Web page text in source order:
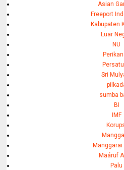
Asian
Freeport
Kabupaten
Luar
NU
Sri
sumba
BI
IMF
Maáruf
Palu